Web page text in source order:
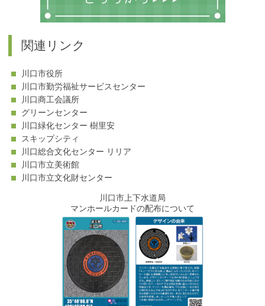
関連リンク
川口市役所
川口市勤労福祉サービスセンター
川口商工会議所
グリーンセンター
川口緑化センター 樹里安
スキップシティ
川口総合文化センター リリア
川口市立美術館
川口市立文化財センター
川口市上下水道局
マンホールカードの配布について